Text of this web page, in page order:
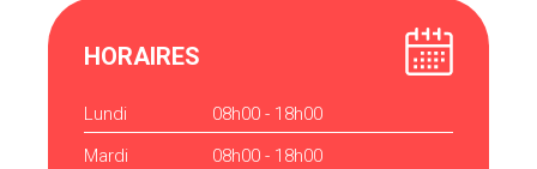
HORAIRES
Lundi
08h00 - 18h00
Mardi
08h00 - 18h00